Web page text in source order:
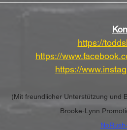
https://
https://
https://
(Mit freundlicher Unterstützung und
Brooke-Lynn